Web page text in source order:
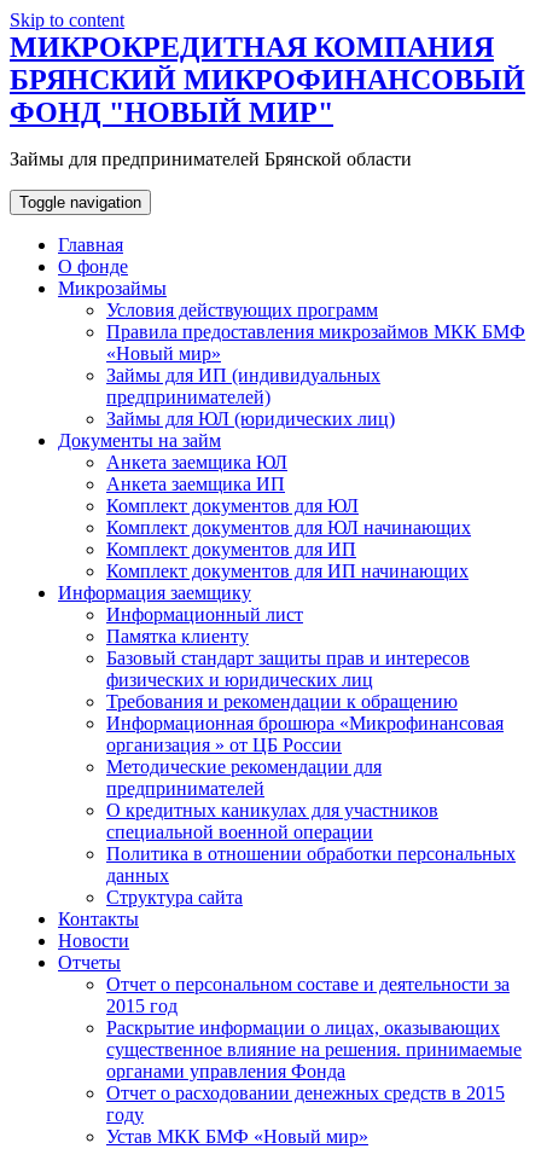
Skip to content
МИКРОКРЕДИТНАЯ КОМПАНИЯ
БРЯНСКИЙ МИКРОФИНАНСОВЫЙ
ФОНД "НОВЫЙ МИР"
Займы для предпринимателей Брянской области
Toggle navigation
Главная
О фонде
Микрозаймы
Условия действующих программ
Правила предоставления микрозаймов МКК БМФ
«Новый мир»
Займы для ИП (индивидуальных
предпринимателей)
Займы для ЮЛ (юридических лиц)
Документы на займ
Анкета заемщика ЮЛ
Анкета заемщика ИП
Комплект документов для ЮЛ
Комплект документов для ЮЛ начинающих
Комплект документов для ИП
Комплект документов для ИП начинающих
Информация заемщику
Информационный лист
Памятка клиенту
Базовый стандарт защиты прав и интересов
физических и юридических лиц
Требования и рекомендации к обращению
Информационная брошюра «Микрофинансовая
организация » от ЦБ России
Методические рекомендации для
предпринимателей
О кредитных каникулах для участников
специальной военной операции
Политика в отношении обработки персональных
данных
Структура сайта
Контакты
Новости
Отчеты
Отчет о персональном составе и деятельности за
2015 год
Раскрытие информации о лицах, оказывающих
существенное влияние на решения. принимаемые
органами управления Фонда
Отчет о расходовании денежных средств в 2015
году
Устав МКК БМФ «Новый мир»